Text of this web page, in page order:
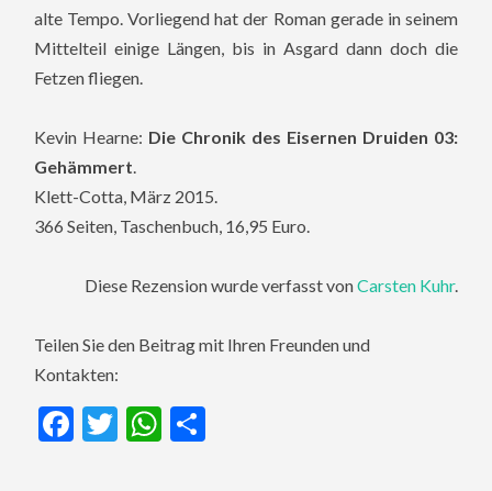
alte Tempo. Vorliegend hat der Roman gerade in seinem
Mittelteil einige Längen, bis in Asgard dann doch die
Fetzen fliegen.
Kevin Hearne: Die Chronik des Eisernen Druiden 03:
Gehämmert.
Klett-Cotta, März 2015.
366 Seiten, Taschenbuch, 16,95 Euro.
Diese Rezension wurde verfasst vonCarsten Kuhr.
Teilen Sie den Beitrag mit Ihren Freunden und
Kontakten:
Facebook
TwitterWhatsApp